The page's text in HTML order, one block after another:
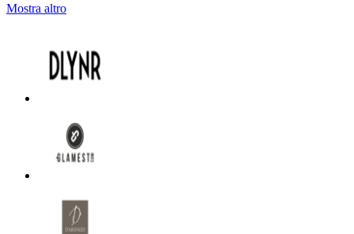
Mostra altro